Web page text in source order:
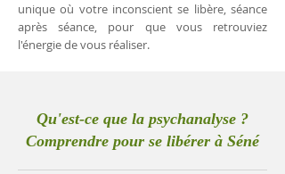
unique où votre inconscient se libère, séance
après séance, pour que vous retrouviez
l'énergie de vous réaliser.
Qu'est-ce que la psychanalyse ?
Comprendre pour se libérer à Séné